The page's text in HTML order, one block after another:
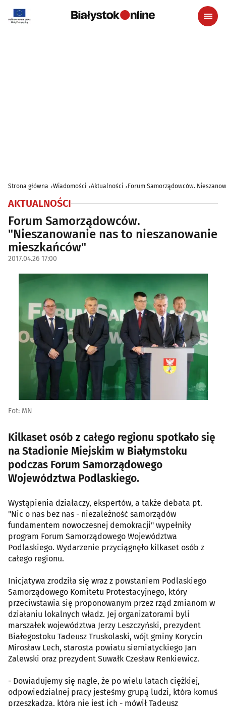
Strona główna Wiadomości Aktualności Forum Samorządowców.
AKTUALNOŚCI
Forum Samorządowców.
"Nieszanowanie nas to nieszanowanie
mieszkańców"
2017.04.26 17:00
Fot: MN
Kilkaset osób z całego regionu spotkało się
na Stadionie Miejskim w Białymstoku
podczas Forum Samorządowego
Województwa Podlaskiego.
Wystąpienia działaczy, ekspertów, a także debata pt.
"Nic o nas bez nas - niezależność samorządów
fundamentem nowoczesnej demokracji" wypełniły
program Forum Samorządowego Województwa
Podlaskiego. Wydarzenie przyciągnęło kilkaset osób z
całego regionu.
Inicjatywa zrodziła się wraz z powstaniem Podlaskiego
Samorządowego Komitetu Protestacyjnego, który
przeciwstawia się proponowanym przez rząd zmianom w
działaniu lokalnych władz. Jej organizatorami byli
marszałek województwa Jerzy Leszczyński, prezydent
Białegostoku Tadeusz Truskolaski, wójt gminy Korycin
Mirosław Lech, starosta powiatu siemiatyckiego Jan
Zalewski oraz prezydent Suwałk Czesław Renkiewicz.
- Dowiadujemy się nagle, że po wielu latach ciężkiej,
odpowiedzialnej pracy jesteśmy grupą ludzi, która komuś
przeszkadza, która nie jest ich - mówił Tadeusz